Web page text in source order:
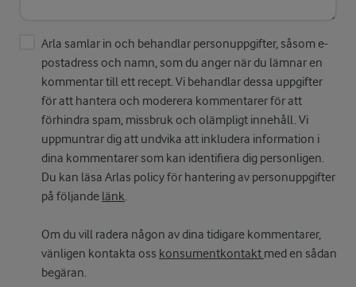
Arla samlar in och behandlar personuppgifter, såsom e-
postadress och namn, som du anger när du lämnar en
kommentar till ett recept. Vi behandlar dessa uppgifter
för att hantera och moderera kommentarer för att
förhindra spam, missbruk och olämpligt innehåll. Vi
uppmuntrar dig att undvika att inkludera information i
dina kommentarer som kan identifiera dig personligen.
Du kan läsa Arlas policy för hantering av personuppgifter
på följande länk.
Om du vill radera någon av dina tidigare kommentarer,
vänligen kontakta oss konsumentkontakt med en sådan
begäran.